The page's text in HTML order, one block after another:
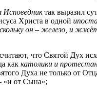
Исповедниктак выразил
Христа в одной
он – железо, и
считают, что Святой Дух
как католики и
Духа не только от
«и от Сына»;